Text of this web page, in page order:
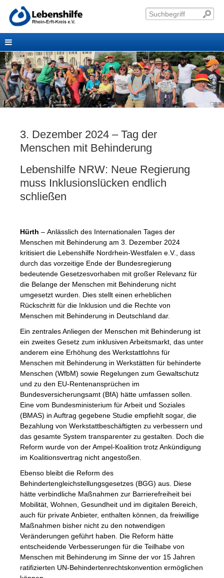
3. Dezember 2024 – Tag der
Menschen mit Behinderung
Lebenshilfe NRW: Neue Regierung
muss Inklusionslücken endlich
schließen
Hürth – Anlässlich des Internationalen Tages der
Menschen mit Behinderung am 3. Dezember 2024
kritisiert die Lebenshilfe Nordrhein-Westfalen e.V., dass
durch das vorzeitige Ende der Bundesregierung
bedeutende Gesetzesvorhaben mit großer Relevanz für
die Belange der Menschen mit Behinderung nicht
umgesetzt wurden. Dies stellt einen erheblichen
Rückschritt für die Inklusion und die Rechte von
Menschen mit Behinderung in Deutschland dar.
Ein zentrales Anliegen der Menschen mit Behinderung ist
ein zweites Gesetz zum inklusiven Arbeitsmarkt, das unter
anderem eine Erhöhung des Werkstattlohns für
Menschen mit Behinderung in Werkstätten für behinderte
Menschen (WfbM) sowie Regelungen zum Gewaltschutz
und zu den EU-Rentenansprüchen im
Bundesversicherungsamt (BfA) hätte umfassen sollen.
Eine vom Bundesministerium für Arbeit und Soziales
(BMAS) in Auftrag gegebene Studie empfiehlt sogar, die
Bezahlung von Werkstattbeschäftigten zu verbessern und
das gesamte System transparenter zu gestalten. Doch die
Reform wurde von der Ampel-Koalition trotz Ankündigung
im Koalitionsvertrag nicht angestoßen.
Ebenso bleibt die Reform des
Behindertengleichstellungsgesetzes (BGG) aus. Diese
hätte verbindliche Maßnahmen zur Barrierefreiheit bei
Mobilität, Wohnen, Gesundheit und im digitalen Bereich,
auch für private Anbieter, enthalten können, da freiwillige
Maßnahmen bisher nicht zu den notwendigen
Veränderungen geführt haben. Die Reform hätte
entscheidende Verbesserungen für die Teilhabe von
Menschen mit Behinderung im Sinne der vor 15 Jahren
ratifizierten UN-Behindertenrechtskonvention ermöglichen